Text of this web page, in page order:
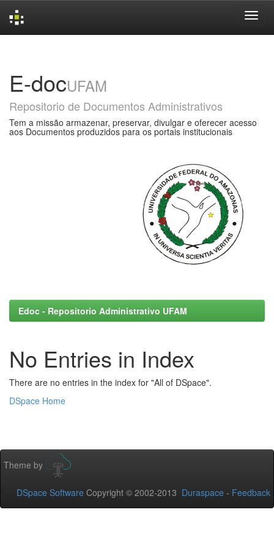
E-docUFAM
Repositorio de Documentos Administrativos
Tem a missão armazenar, preservar, divulgar e oferecer acesso
aos Documentos produzidos para os portais institucionais
Edoc - Repositorio Administrativo UFAM
No Entries in Index
There are no entries in the index for "All of DSpace".
DSpace Home
Theme by
DSpace Software Copyright © 2002-2013 Duraspace - Feedback